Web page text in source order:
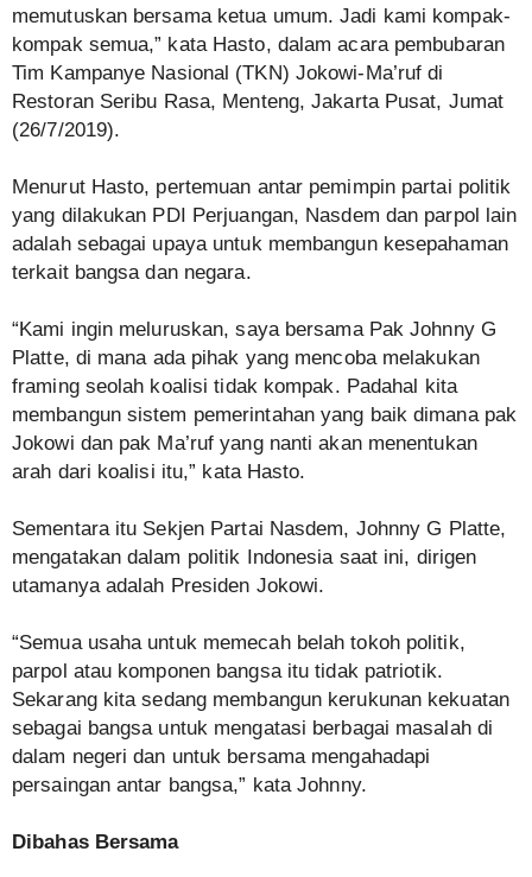
memutuskan bersama ketua umum. Jadi kami kompak-
kompak semua,” kata Hasto, dalam acara pembubaran
Tim Kampanye Nasional (TKN) Jokowi-Ma’ruf di
Restoran Seribu Rasa, Menteng, Jakarta Pusat, Jumat
(26/7/2019).
Menurut Hasto, pertemuan antar pemimpin partai politik
yang dilakukan PDI Perjuangan, Nasdem dan parpol lain
adalah sebagai upaya untuk membangun kesepahaman
terkait bangsa dan negara.
“Kami ingin meluruskan, saya bersama Pak Johnny G
Platte, di mana ada pihak yang mencoba melakukan
framing seolah koalisi tidak kompak. Padahal kita
membangun sistem pemerintahan yang baik dimana pak
Jokowi dan pak Ma’ruf yang nanti akan menentukan
arah dari koalisi itu,” kata Hasto.
Sementara itu Sekjen Partai Nasdem, Johnny G Platte,
mengatakan dalam politik Indonesia saat ini, dirigen
utamanya adalah Presiden Jokowi.
“Semua usaha untuk memecah belah tokoh politik,
parpol atau komponen bangsa itu tidak patriotik.
Sekarang kita sedang membangun kerukunan kekuatan
sebagai bangsa untuk mengatasi berbagai masalah di
dalam negeri dan untuk bersama mengahadapi
persaingan antar bangsa,” kata Johnny.
Dibahas Bersama